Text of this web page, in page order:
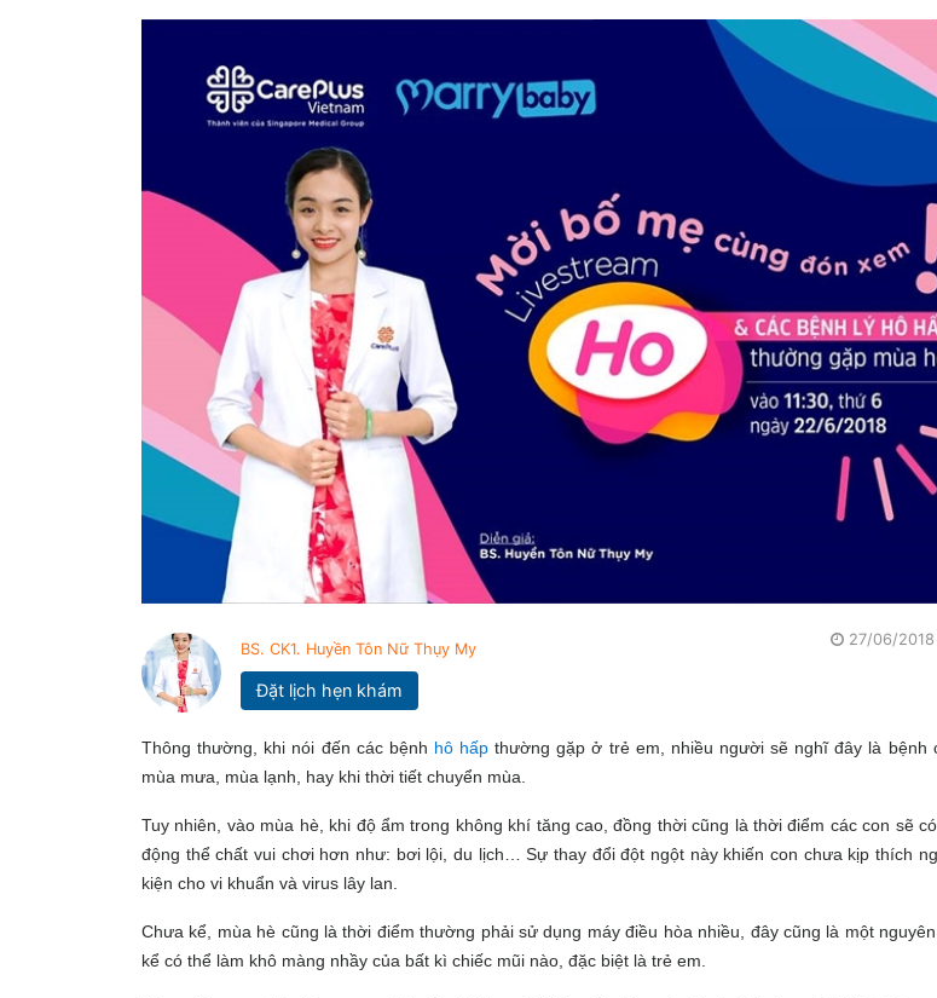
BS. CK1. Huyền Tôn Nữ Thụy My
Đặt lịch hẹn khám
27/06/2018
Thông thường, khi nói đến các bệnh hô hấp thường gặp ở trẻ em, nhiều người sẽ nghĩ đây là bệnh
mùa mưa, mùa lạnh, hay khi thời tiết chuyển mùa.
Tuy nhiên, vào mùa hè, khi độ ẩm trong không khí tăng cao, đồng thời cũng là thời điểm các con sẽ
động thể chất vui chơi hơn như: bơi lội, du lịch… Sự thay đổi đột ngột này khiến con chưa kịp thích
kiện cho vi khuẩn và virus lây lan.
Chưa kể, mùa hè cũng là thời điểm thường phải sử dụng máy điều hòa nhiều, đây cũng là một
kể có thể làm khô màng nhầy của bất kì chiếc mũi nào, đặc biệt là trẻ em.